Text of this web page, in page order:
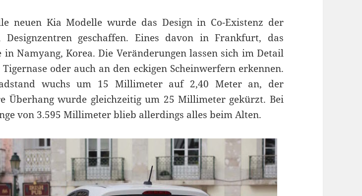
neuen Kia Modelle wurde das Design in Co-Existenz der
Designzentren geschaffen. Eines davon in Frankfurt, das
in Namyang, Korea. Die Veränderungen lassen sich im Detail
oder auch an den eckigen Scheinwerfern erkennen.
wuchs um 15 Millimeter auf 2,40 Meter an, der
Überhang wurde gleichzeitig um 25 Millimeter gekürzt. Bei
von 3.595 Millimeter blieb allerdings alles beim Alten.